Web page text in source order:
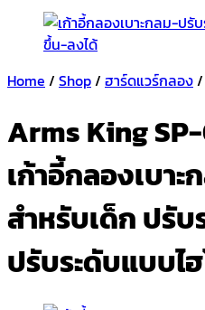
Home / Shop/ ฮาร์ดแวร์กลอง/
Arms King
เก้าอี้กลองเบา
สำหรับเด็ก ปรั
ปรับระดับแบบไ